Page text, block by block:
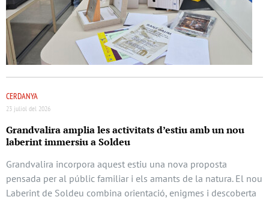
CERDANYA
23 juliol del 2026
Grandvalira amplia les activitats d’estiu amb un nou
laberint immersiu a Soldeu
Grandvalira incorpora aquest estiu una nova proposta
pensada per al públic familiar i els amants de la natura. El nou
Laberint de Soldeu combina orientació, enigmes i descoberta